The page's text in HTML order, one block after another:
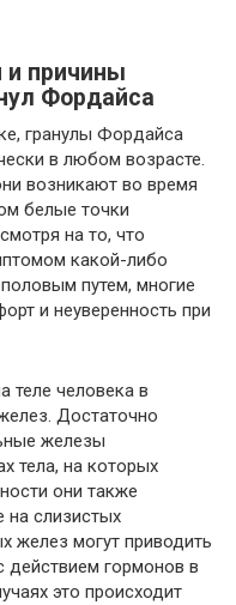
причины
Фордайса
гранулы Фордайса
в любом возрасте.
возникают во время
белые точки
на то, что
какой-либо
путем, многие
и неуверенность при
теле человека в
Достаточно
железы
тела, на которых
они также
на слизистых
желез могут приводить
действием гормонов в
это происходит